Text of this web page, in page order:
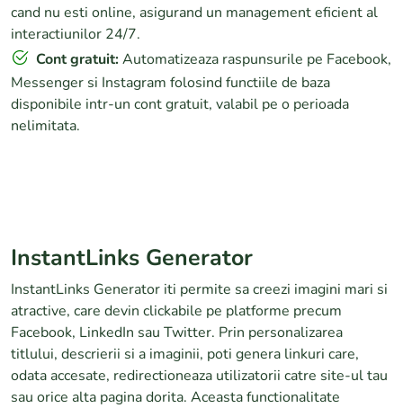
cand nu esti online, asigurand un management eficient al
interactiunilor 24/7.
Cont gratuit:Automatizeaza raspunsurile pe Facebook,
Messenger si Instagram folosind functiile de baza
disponibile intr-un cont gratuit, valabil pe o perioada
nelimitata.
InstantLinks Generator
InstantLinks Generator iti permite sa creezi imagini mari si
atractive, care devin clickabile pe platforme precum
Facebook, LinkedIn sau Twitter. Prin personalizarea
titlului, descrierii si a imaginii, poti genera linkuri care,
odata accesate, redirectioneaza utilizatorii catre site-ul tau
sau orice alta pagina dorita. Aceasta functionalitate